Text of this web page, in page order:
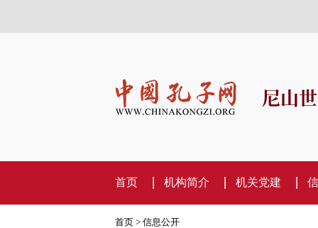
尼山
首页 机构简介 机关党建
首页> 信息公开